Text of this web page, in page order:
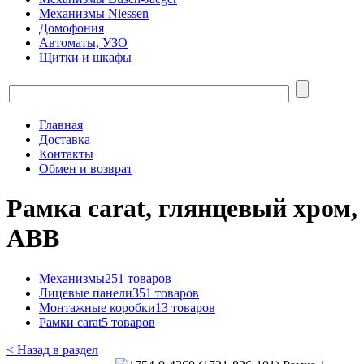
Механизмы Niessen
Домофония
Автоматы, УЗО
Щитки и шкафы
Главная
Доставка
Контакты
Обмен и возврат
Рамка carat, глянцевый хром,
ABB
Механизмы251 товаров
Лицевые панели351 товаров
Монтажные коробки13 товаров
Рамки carat5 товаров
< Назад в раздел